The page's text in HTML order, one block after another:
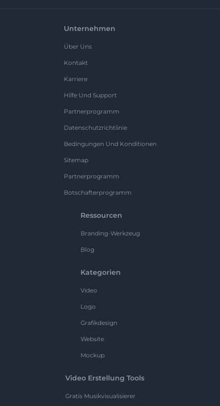
Unternehmen
Über Uns
Kontakt
Karriere
Hilfe Und Support
Partnerprogramm
Datenschutzrichtlinie
Bedingungen Und Konditionen
Sitemap
Partnerprogramm
Botschafterprogramm
Ressourcen
Branding-Werkzeug
Blog
Kategorien
Video
Logo
Grafikdesign
Website
Mockup
Video Erstellung Tools
Gratis Musikvisualisierer